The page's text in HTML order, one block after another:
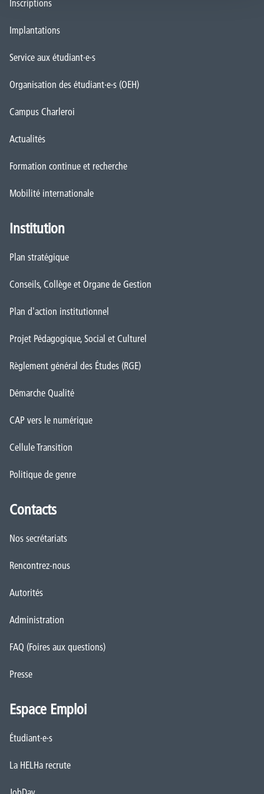
Inscriptions
Implantations
Service aux étudiant·e·s
Organisation des étudiant·e·s (OEH)
Campus Charleroi
Actualités
Formation continue et recherche
Mobilité internationale
Institution
Plan stratégique
Conseils, Collège et Organe de Gestion
Plan d'action institutionnel
Projet Pédagogique, Social et Culturel
Règlement général des Études (RGE)
Démarche Qualité
CAP vers le numérique
Cellule Transition
Politique de genre
Contacts
Nos secrétariats
Rencontrez-nous
Autorités
Administration
FAQ (Foires aux questions)
Presse
Espace Emploi
Étudiant·e·s
La HELHa recrute